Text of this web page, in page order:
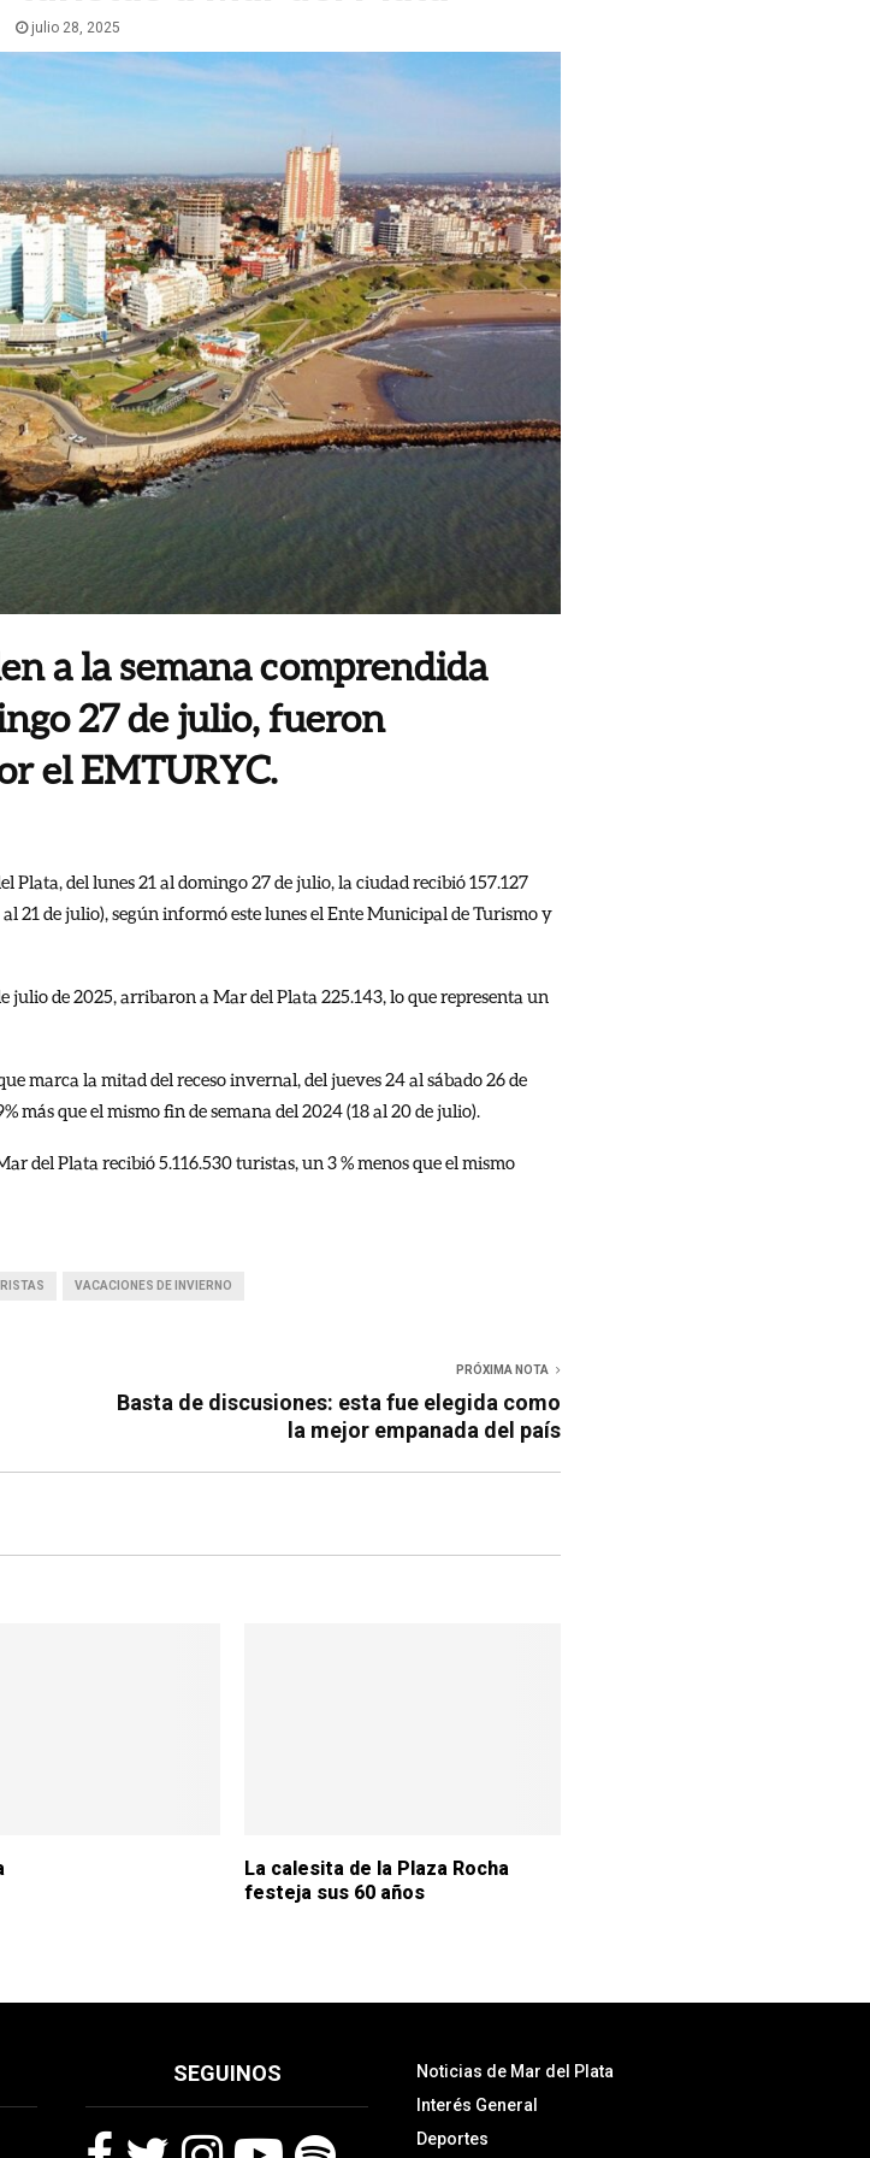
julio 28, 2025
a la semana comprendida
27 de julio, fueron
el EMTURYC.
del lunes 21 al domingo 27 de julio, la ciudad recibió 157.127
21 de julio), según informó este lunes el Ente Municipal de Turismo y
julio de 2025, arribaron a Mar del Plata 225.143, lo que representa un
marca la mitad del receso invernal, del jueves 24 al sábado 26 de
más que el mismo fin de semana del 2024 (18 al 20 de julio).
del Plata recibió 5.116.530 turistas, un 3 % menos que el mismo
VACACIONES DE INVIERNO
PRÓXIMA NOTA
Basta de discusiones: esta fue elegida como
la mejor empanada del país
La calesita de la Plaza Rocha
festeja sus 60 años
SEGUINOS
Noticias de Mar del Plata
Interés General
Deportes